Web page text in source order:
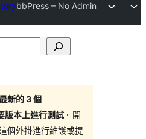
bbPress – No Admin
新的 3 個
本上進行測試 。開
個外掛進行維護或提